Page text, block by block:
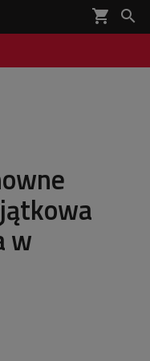
shopping_cart 

w